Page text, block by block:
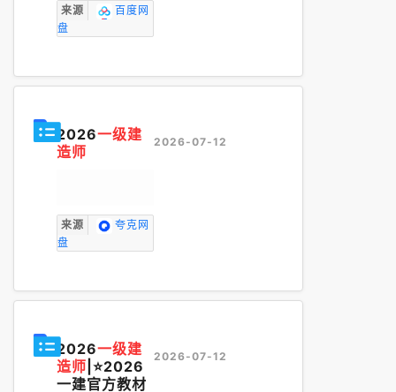
来源
百度网
盘
2026一级建
造师
来源
夸克网
盘
2026-07-12
2026一级建
造师 |⭐2026
一建官方教材
2026-07-12